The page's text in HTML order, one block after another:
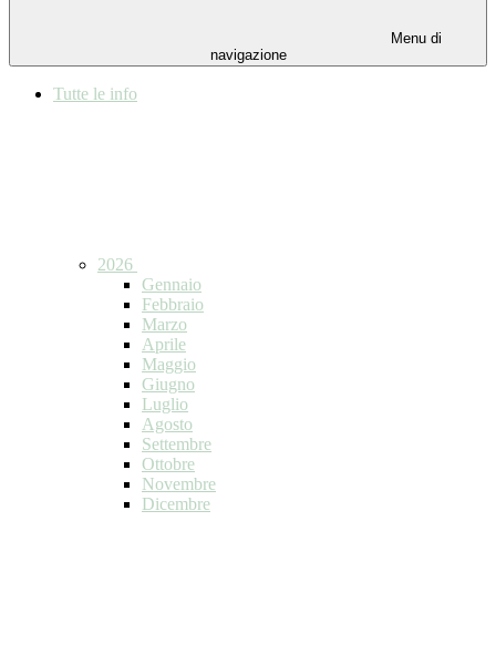
Menu di
navigazione
Tutte le info
2026
Gennaio
Febbraio
Marzo
Aprile
Maggio
Giugno
Luglio
Agosto
Settembre
Ottobre
Novembre
Dicembre